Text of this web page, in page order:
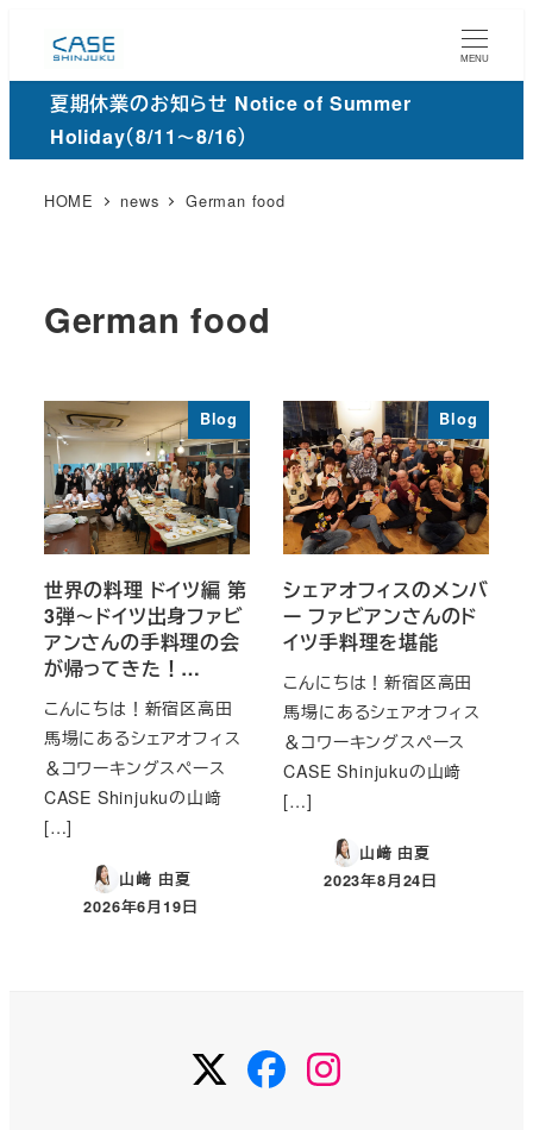
ン
MENU
夏期休業のお知らせ Notice of Summer
Holiday（8/11～8/16）
HOME news German food
German food
Blog
世界の料理 ドイツ編 第
3弾～ドイツ出身ファビ
アンさんの手料理の会
が帰ってきた！…
こんにちは！新宿区高田
馬場にあるシェアオフィス
＆コワーキングスペース
CASE Shinjukuの山﨑
[…]
山﨑 由夏
投稿日
2026年6月19日
Blog
シェアオフィスのメンバ
ー ファビアンさんのド
イツ手料理を堪能
こんにちは！新宿区高田
馬場にあるシェアオフィス
＆コワーキングスペース
CASE Shinjukuの山﨑
[…]
山﨑 由夏
投稿日
2023年8月24日
TwitterFacebook